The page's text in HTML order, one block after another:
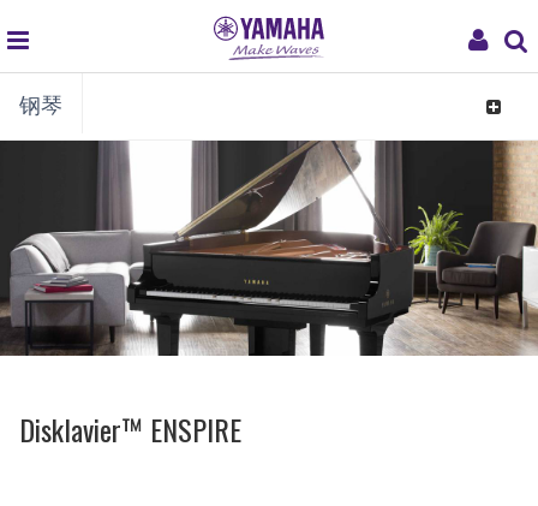
My
global
navigation
钢琴
Toggle
Disklavier™ ENSPIRE